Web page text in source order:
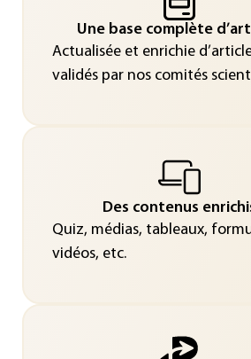
Une base complète
Actualisée et enrichie
validés par nos comités
Des contenus
Quiz, médias, tableaux,
vidéos, etc.